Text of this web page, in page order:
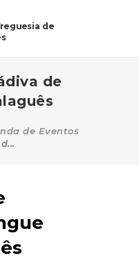
de
de
de Eventos